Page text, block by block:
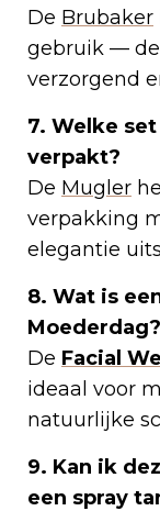
De Brubaker
gebruik —
verzorgend
7. Welke
verpakt?
De Mugler
verpakking
elegantie
8. Wat is
Moederdag?
De Facial
ideaal voor
natuurlijke
9. Kan ik
een spray